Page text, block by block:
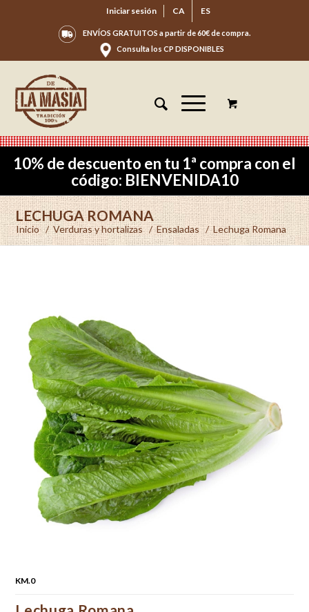
Iniciar sesión CA ES
ENVÍOS GRATUITOS a partir de 60€ de compra.
Consulta los CP DISPONIBLES
10% de descuento en tu 1ª compra con el
código: BIENVENIDA10
LECHUGA ROMANA
Inicio / Verduras y hortalizas / Ensaladas / Lechuga Romana
KM.0